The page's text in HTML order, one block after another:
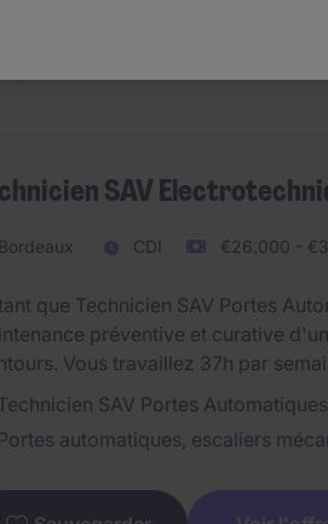
SAV
Bordeaux CDI €26.000 -
que Technicien SAV Portes
préventive et curative
Vous travaillez 37h par
Technicien SAV Portes Automatiques
Portes automatiques, escaliers